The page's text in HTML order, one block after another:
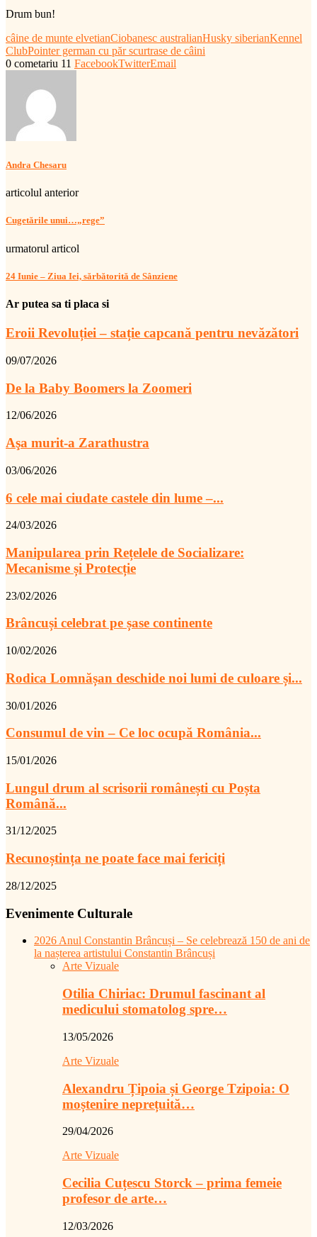
Drum bun!
câine de munte elvetianCiobanesc australianHusky siberianKennel
ClubPointer german cu păr scurtrase de câini
0 cometariu 11 FacebookTwitterEmail
Andra Chesaru
articolul anterior
Cugetările unui…„rege”
urmatorul articol
24 Iunie – Ziua Iei, sărbătorită de Sânziene
Ar putea sa ti placa si
Eroii Revoluției – stație capcană pentru nevăzători
09/07/2026
De la Baby Boomers la Zoomeri
12/06/2026
Aşa murit-a Zarathustra
03/06/2026
6 cele mai ciudate castele din lume –...
24/03/2026
Manipularea prin Rețelele de Socializare:
Mecanisme și Protecție
23/02/2026
Brâncuși celebrat pe șase continente
10/02/2026
Rodica Lomnășan deschide noi lumi de culoare și...
30/01/2026
Consumul de vin – Ce loc ocupă România...
15/01/2026
Lungul drum al scrisorii românești cu Poșta
Română...
31/12/2025
Recunoștința ne poate face mai fericiți
28/12/2025
Evenimente Culturale
2026 Anul Constantin Brâncuși – Se celebrează 150 de ani de
la nașterea artistului Constantin Brâncuși
Arte Vizuale
Otilia Chiriac: Drumul fascinant al
medicului stomatolog spre…
13/05/2026
Arte Vizuale
Alexandru Țipoia și George Tzipoia: O
moștenire neprețuită…
29/04/2026
Arte Vizuale
Cecilia Cuțescu Storck – prima femeie
profesor de arte…
12/03/2026